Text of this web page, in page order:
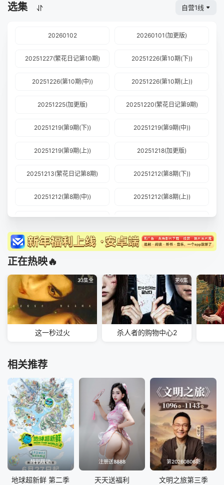
选集 自营1线
20260102 20260101(加更版)
20251227(繁花日记第10期) 20251226(第10期(下))
20251226(第10期(中)) 20251226(第10期(上))
20251225(加更版) 20251220(繁花日记第9期)
20251219(第9期(下)) 20251219(第9期(中))
20251219(第9期(上)) 20251218(加更版)
20251213(繁花日记第8期) 20251212(第8期(下))
20251212(第8期(中)) 20251212(第8期(上))
20251211(加更版) 20251206(繁花日记第7期)
20251205(第7期(下)) 20251205(第7期(中))
20251205(第7期(上))
20251129(繁花日记第6期) 20251128(第6期(下))
20251128(第6期(中)) 20251128(第6期(上))
20251123 20251122(繁花日记第5期)
20251121(第5期(下))
20251121(第5期(上)) 20251115(繁花日记第4期)
20251114(第4期(下)) 20251114(第4期(中))
20251114(第4期(上)) 20251108(繁花日记第3期)
20251107(第3期(下)) 20251107(第3期(中))
20251107(第3期(上)) 20251101(繁花日记第2期)
正在热映🔥
33集全
这一秒过火
第6集
杀人者的购物中心2
相关推荐
特别联动
地球超新鲜 第二季
注册送8888
天天送福利
第20260806期
文明之旅第三季